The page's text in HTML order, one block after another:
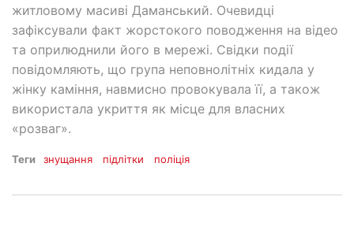
житловому масиві Даманський. Очевидці
зафіксували факт жорстокого поводження на відео
та оприлюднили його в мережі. Свідки події
повідомляють, що група неповнолітніх кидала у
жінку каміння, навмисно провокувала її, а також
використала укриття як місце для власних
«розваг».
Теги знущання підлітки поліція